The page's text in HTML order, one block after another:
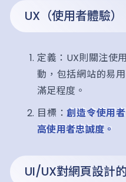
UX（使用者體驗）
定義：UX則關注使
動，包括網站的易
滿足程度。
目標：創造令使用
高使用者忠誠度。
UI/UX對網頁設計